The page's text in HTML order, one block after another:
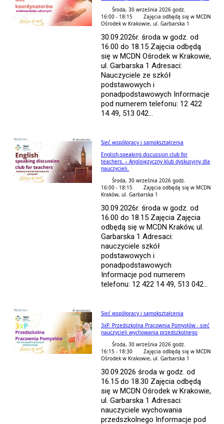
Środa, 30 września 2026 godz.
16:00 - 18:15
Zajęcia odbędą się w MCDN
Ośrodek w Krakowie, ul. Garbarska 1
30.09.2026r. środa w godz. od
16.00 do 18.15 Zajęcia odbędą
się w MCDN Ośrodek w Krakowie,
ul. Garbarska 1 Adresaci:
Nauczyciele ze szkół
podstawowych i
ponadpodstawowych Informacje
pod numerem telefonu: 12 422
14 49, 513 042...
Sieć współpracy i samokształcenia
English-speaking discussion club for
teachers. – Anglojęzyczny klub dyskusyjny dla
nauczycieli.
Środa, 30 września 2026 godz.
16:00 - 18:15
Zajęcia odbędą się w MCDN
Kraków, ul. Garbarska 1
30.09.2026r. środa w godz. od
16.00 do 18.15 Zajęcia Zajęcia
odbędą się w MCDN Kraków, ul.
Garbarska 1 Adresaci:
nauczyciele szkół
podstawowych i
ponadpodstawowych
Informacje pod numerem
telefonu: 12 422 14 49, 513 042...
Sieć współpracy i samokształcenia
3xP. Przedszkolna Pracownia Pomysłów - sieć
nauczycieli wychowania przedszkolnego
Środa, 30 września 2026 godz.
16:15 - 18:30
Zajęcia odbędą się w MCDN
Ośrodek w Krakowie, ul. Garbarska 1
30.09.2026 środa w godz. od
16.15 do 18.30 Zajęcia odbędą
się w MCDN Ośrodek w Krakowie,
ul. Garbarska 1 Adresaci:
nauczyciele wychowania
przedszkolnego Informacje pod